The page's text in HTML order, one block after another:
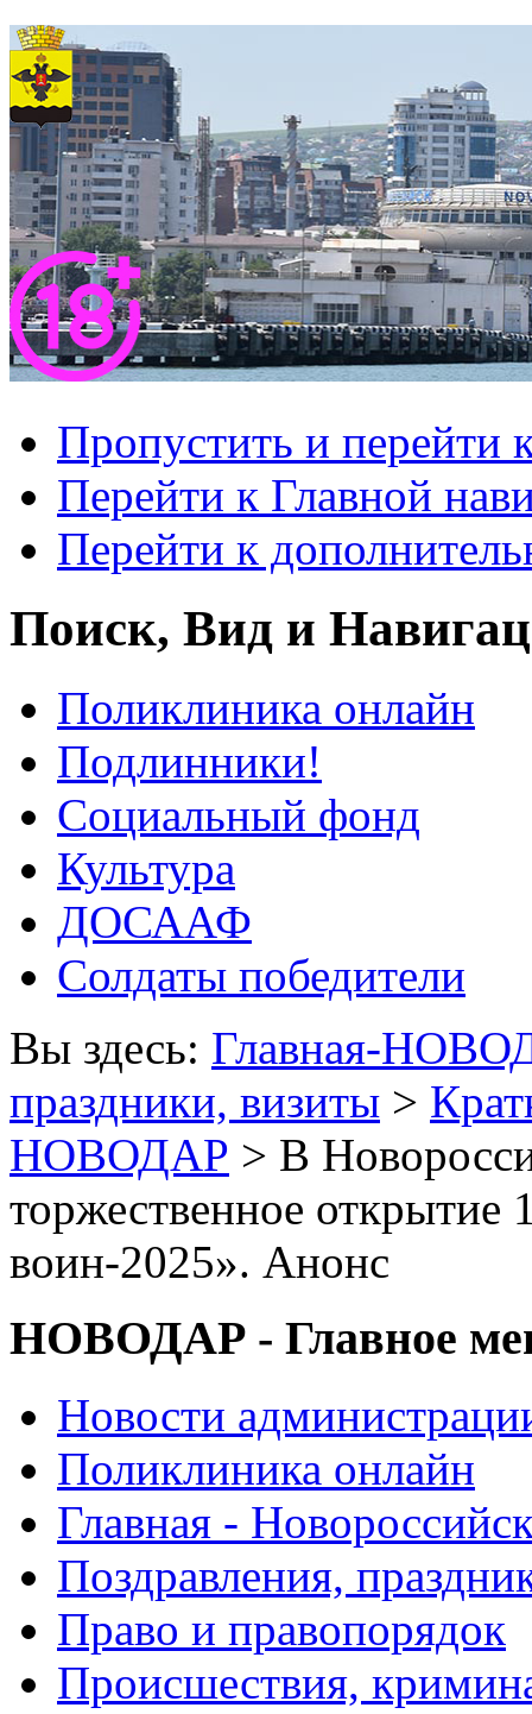
Пропустить и перейти
Перейти к Главной
Перейти к
Поиск, Вид и
Поликлиника онлайн
Подлинники!
Социальный фонд
Культура
ДОСААФ
Солдаты победители
Вы здесь: Главная-
праздники, визиты >
НОВОДАР > В
торжественное
воин-2025». Анонс
НОВОДАР - Главное
Новости
Поликлиника онлайн
Главная -
Поздравления,
Право и правопорядок
Происшествия,